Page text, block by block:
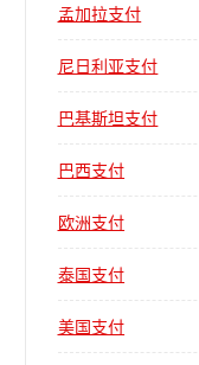
孟加拉支付
尼日利亚支付
巴基斯坦支付
巴西支付
欧洲支付
泰国支付
美国支付